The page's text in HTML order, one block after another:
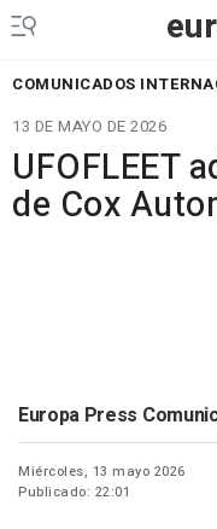
COMUNICADOS
13 DE MAYO DE 2026
UFOFLEET
de Cox
Europa Press
Miércoles, 13 mayo 2026
Publicado: 22:01